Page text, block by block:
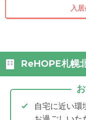
入
ReHOPE札幌
自宅に近い環